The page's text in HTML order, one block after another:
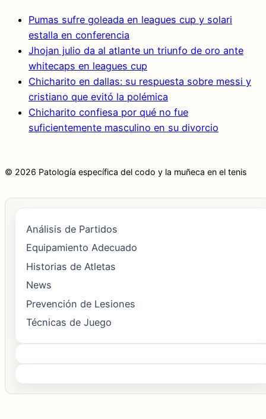
Pumas sufre goleada en leagues cup y solari
estalla en conferencia
Jhojan julio da al atlante un triunfo de oro ante
whitecaps en leagues cup
Chicharito en dallas: su respuesta sobre messi y
cristiano que evitó la polémica
Chicharito confiesa por qué no fue
suficientemente masculino en su divorcio
© 2026 Patología específica del codo y la muñeca en el tenis
Análisis de Partidos
Equipamiento Adecuado
Historias de Atletas
News
Prevención de Lesiones
Técnicas de Juego